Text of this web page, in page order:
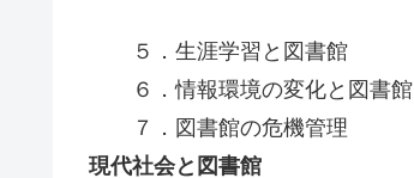
５．生涯学習と図書館
６．情報環境の変化と図書館
７．図書館の危機管理
現代社会と図書館